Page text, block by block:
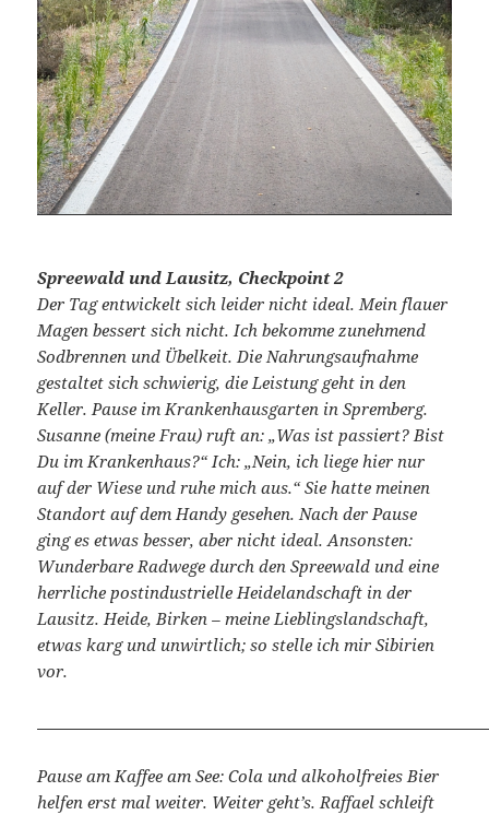
Spreewald und Lausitz, Checkpoint 2
Der Tag entwickelt sich leider nicht ideal. Mein flauer
Magen bessert sich nicht. Ich bekomme zunehmend
Sodbrennen und Übelkeit. Die Nahrungsaufnahme
gestaltet sich schwierig, die Leistung geht in den
Keller. Pause im Krankenhausgarten in Spremberg.
Susanne (meine Frau) ruft an: „Was ist passiert? Bist
Du im Krankenhaus?“ Ich: „Nein, ich liege hier nur
auf der Wiese und ruhe mich aus.“ Sie hatte meinen
Standort auf dem Handy gesehen. Nach der Pause
ging es etwas besser, aber nicht ideal. Ansonsten:
Wunderbare Radwege durch den Spreewald und eine
herrliche postindustrielle Heidelandschaft in der
Lausitz. Heide, Birken – meine Lieblingslandschaft,
etwas karg und unwirtlich; so stelle ich mir Sibirien
vor.
Pause am Kaffee am See: Cola und alkoholfreies Bier
helfen erst mal weiter. Weiter geht’s. Raffael schleift